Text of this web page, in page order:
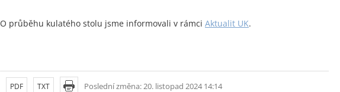
O průběhu kulatého stolu jsme informovali v rámci Aktualit UK.
Poslední změna: 20. listopad 2024 14:14
PDF TXT